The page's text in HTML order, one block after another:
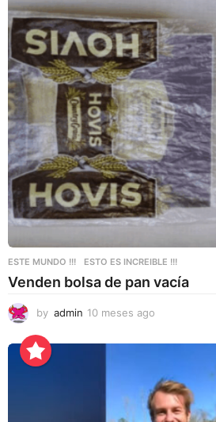
e
s
e
s
a
g
o
ESTE MUNDO !!! ,ESTO ES INCREIBLE !!!
Venden bolsa de pan vacía
by admin 10 meses ago
m
e
s
a